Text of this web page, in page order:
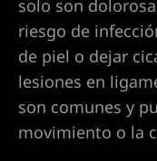
solo son
riesgo de
de piel o dejar
lesiones en
son comunes y
movimiento o la
en